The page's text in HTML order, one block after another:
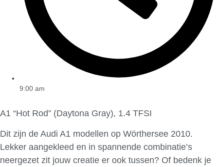
9:00 am
A1 “Hot Rod” (Daytona Gray), 1.4 TFSI
Dit zijn de Audi A1 modellen op Wörthersee 2010.
Lekker aangekleed en in spannende combinatie’s
neergezet zit jouw creatie er ook tussen? Of bedenk je